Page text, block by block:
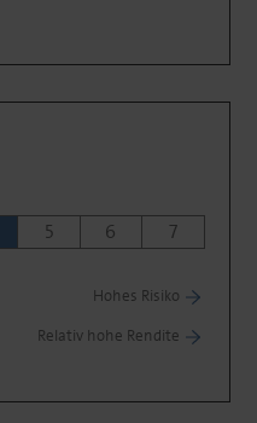
5 6 7
Hohes Risiko
Relativ hohe Rendite